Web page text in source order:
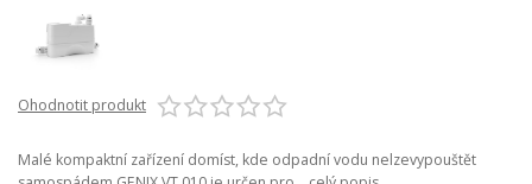
Ohodnotit produkt
Malé kompaktní zařízení domíst, kde odpadní vodu nelzevypouštět